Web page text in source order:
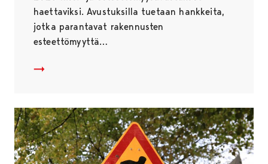
haettaviksi. Avustuksilla tuetaan hankkeita,
jotka parantavat rakennusten
esteettömyyttä…
Pori avaa vuoden 2026 hissi- ja